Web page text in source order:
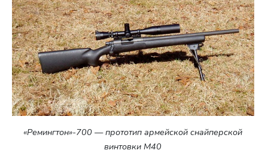
«Ремингтон»-700 — прототип армейской снайперской
винтовки M40